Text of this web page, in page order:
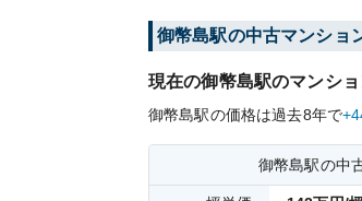
御幣島駅の中古マンショ
現在の御幣島駅のマンシ
御幣島駅の価格は過去8年で
御幣島駅の中